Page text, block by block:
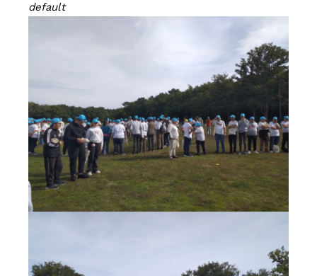
default